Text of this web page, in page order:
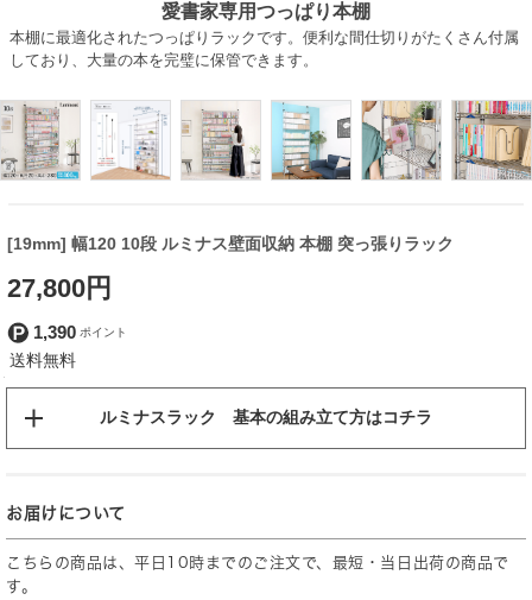
愛書家専用つっぱり本棚
本棚に最適化されたつっぱりラックです。便利な間仕切りがたくさん付属
しており、大量の本を完璧に保管できます。
[19mm] 幅120 10段 ルミナス壁面収納 本棚 突っ張りラック
27,800円
1,390
ルミナスラック 基本の組み立て方はコチラ